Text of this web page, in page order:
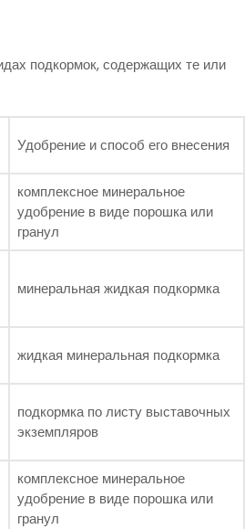
подкормок, содержащих те или
Удобрение и способ его внесения
комплексное минеральное
удобрение в виде порошка или
гранул
минеральная жидкая подкормка
жидкая минеральная подкормка
подкормка по листу выставочных
экземпляров
комплексное минеральное
удобрение в виде порошка или
гранул